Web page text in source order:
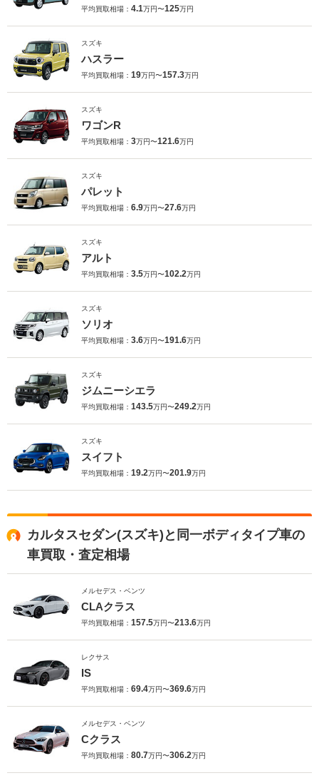
平均買取相場： 4.1万円〜125万円
スズキ
ハスラー
平均買取相場： 19万円〜157.3万円
スズキ
ワゴンR
平均買取相場： 3万円〜121.6万円
スズキ
パレット
平均買取相場： 6.9万円〜27.6万円
スズキ
アルト
平均買取相場： 3.5万円〜102.2万円
スズキ
ソリオ
平均買取相場： 3.6万円〜191.6万円
スズキ
ジムニーシエラ
平均買取相場： 143.5万円〜249.2万円
スズキ
スイフト
平均買取相場： 19.2万円〜201.9万円
カルタスセダン(スズキ)と同一ボディタイプ車の
車買取・査定相場
メルセデス・ベンツ
CLAクラス
平均買取相場： 157.5万円〜213.6万円
レクサス
IS
平均買取相場： 69.4万円〜369.6万円
メルセデス・ベンツ
Cクラス
平均買取相場： 80.7万円〜306.2万円